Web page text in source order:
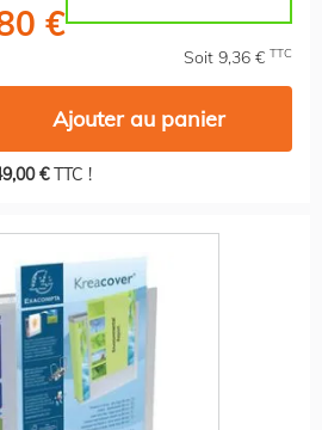
€
Soit 9,36 € TTC
Ajouter au panier
€TTC !